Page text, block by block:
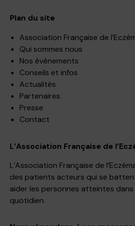
Plan du site
Association Française de
Qui sommes nous
Nos événements
Conseils et infos
Actualités
Partenaires
Presse
Contact
L’Association Française de
L’Association Française de
des patients acteurs qui se
aider les personnes atteintes dans
quotidien.